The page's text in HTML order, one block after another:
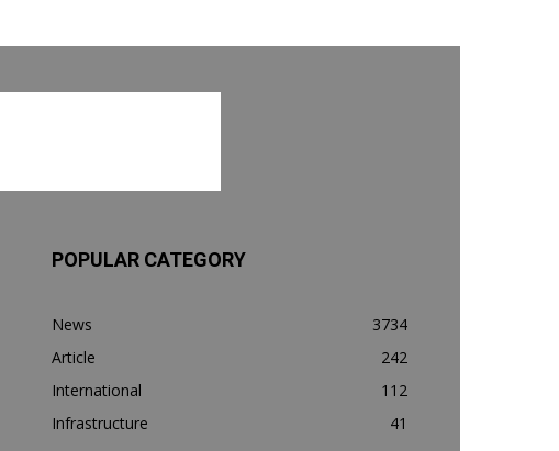
POPULAR CATEGORY
News
3734
Article
242
International
112
Infrastructure
41